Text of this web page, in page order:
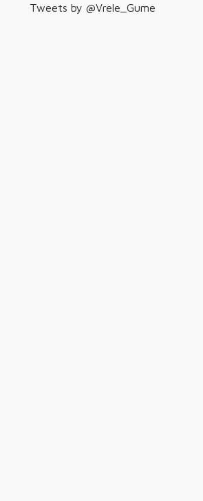
Tweets by @Vrele_Gume